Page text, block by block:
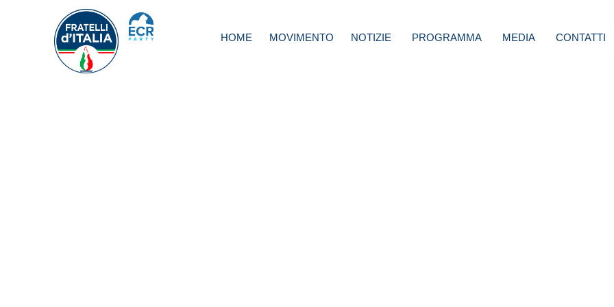
HOME MOVIMENTO NOTIZIE PROGRAMMA MEDIA CONTATTI